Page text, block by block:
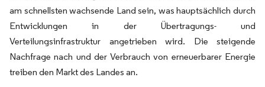
am schnellsten wachsende Land sein, was hauptsächlich durch
Entwicklungen in der Übertragungs- und
Verteilungsinfrastruktur angetrieben wird. Die steigende
Nachfrage nach und der Verbrauch von erneuerbarer Energie
treiben den Markt des Landes an.